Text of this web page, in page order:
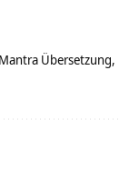
Mantra Übersetzung